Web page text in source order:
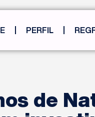
PERFIL
de